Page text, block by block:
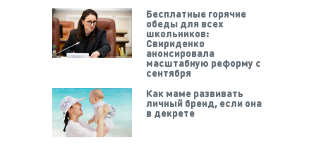
Бесплатные горячие
обеды для всех
школьников:
Свириденко
анонсировала
масштабную реформу с
сентября
Как маме развивать
личный бренд, если она
в декрете